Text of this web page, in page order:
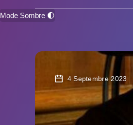
Mode Sombre 🌓
4 Septembre 2023